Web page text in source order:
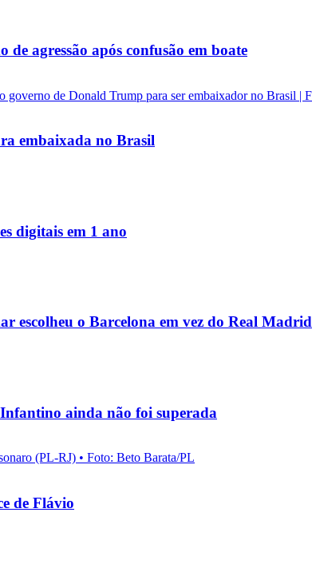
agressão após confusão em boate
embaixada no Brasil
digitais em 1 ano
escolheu o Barcelona em vez do Real Madrid
ainda não foi superada
de Flávio